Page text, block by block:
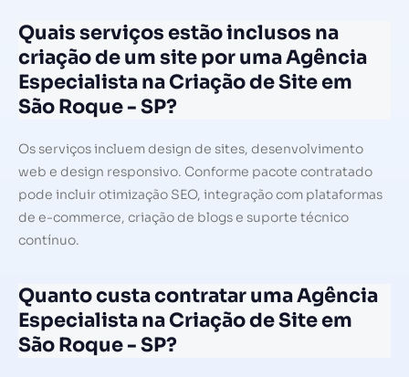
Quais serviços estão inclusos na
criação de um site por uma Agência
Especialista na Criação de Site em
São Roque - SP?
Os serviços incluem design de sites, desenvolvimento
web e design responsivo. Conforme pacote contratado
pode incluir otimização SEO, integração com plataformas
de e-commerce, criação de blogs e suporte técnico
contínuo.
Quanto custa contratar uma Agência
Especialista na Criação de Site em
São Roque - SP?